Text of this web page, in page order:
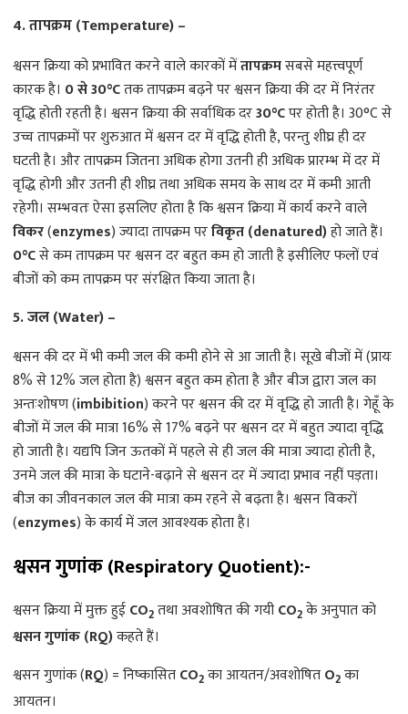
4. तापक्रम (Temperature) –
श्वसन क्रिया को प्रभावित करने वाले कारकों मेंतापक्रमसबसे महत्त्वपूर्ण
कारक है। 0 से 30°Cतक तापक्रम बढ़ने पर श्वसन क्रिया की दर में निरंतर
वृद्धि होती रहती है। श्वसन क्रिया की सर्वाधिक दर30°Cपर होती है। 30°C से
उच्च तापक्रमों पर शुरुआत में श्वसन दर में वृद्धि होती है, परन्तु शीघ्र ही दर
घटती है। और तापक्रम जितना अधिक होगा उतनी ही अधिक प्रारम्भ में दर में
वृद्धि होगी और उतनी ही शीघ्र तथा अधिक समय के साथ दर में कमी आती
रहेगी। सम्भवतः ऐसा इसलिए होता है कि श्वसन क्रिया में कार्य करने वाले
विकर(enzymes) ज्यादा तापक्रम परविकृत (denatured)हो जाते हैं।
0°Cसे कम तापक्रम पर श्वसन दर बहुत कम हो जाती है इसीलिए फलों एवं
बीजों को कम तापक्रम पर संरक्षित किया जाता है।
5. जल (Water) –
श्वसन की दर में भी कमी जल की कमी होने से आ जाती है। सूखे बीजों में (प्रायः
8% से 12% जल होता है) श्वसन बहुत कम होता है और बीज द्वारा जल का
अन्तःशोषण (imbibition) करने पर श्वसन की दर में वृद्धि हो जाती है। गेहूँ के
बीजों में जल की मात्रा 16% से 17% बढ़ने पर श्वसन दर में बहुत ज्यादा वृद्धि
हो जाती है। यद्यपि जिन ऊतकों में पहले से ही जल की मात्रा ज्यादा होती है,
उनमे जल की मात्रा के घटाने-बढ़ाने से श्वसन दर में ज्यादा प्रभाव नहीं पड़ता।
बीज का जीवनकाल जल की मात्रा कम रहने से बढ़ता है। श्वसन विकरों
(enzymes) के कार्य में जल आवश्यक होता है।
श्वसन गुणांक (Respiratory Quotient):-
श्वसन क्रिया में मुक्त हुईCO2तथा अवशोषित की गयीCO2के अनुपात को
श्वसन गुणांक (RQ)कहते हैं।
श्वसन गुणांक (RQ) = निष्कासितCO2का आयतन/अवशोषितO2का
आयतन।